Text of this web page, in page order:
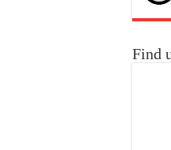
Find